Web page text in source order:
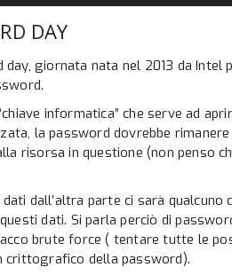
DAY
giornata nata nel 2013 da Intel
informatica” che serve ad
la password dovrebbe
risorsa in questione (non penso
dall’altra parte ci sarà
dati. Si parla perciò di
brute force ( tentare tutte le
crittografico della password).